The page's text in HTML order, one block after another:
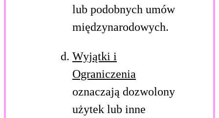
lub podobnych umów
międzynarodowych.
Wyjątki i
Ograniczenia
oznaczają dozwolony
użytek lub inne